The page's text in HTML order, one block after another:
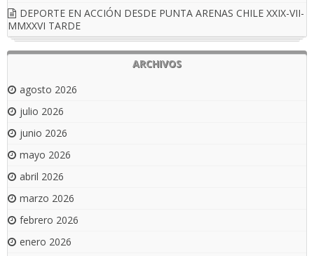
DEPORTE EN ACCIÓN DESDE PUNTA ARENAS CHILE XXIX-VII-
MMXXVI TARDE
ARCHIVOS
agosto 2026
julio 2026
junio 2026
mayo 2026
abril 2026
marzo 2026
febrero 2026
enero 2026